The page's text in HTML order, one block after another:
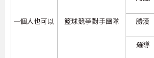
一個人也可以 籃球競爭對手團隊 勝漢
羅導